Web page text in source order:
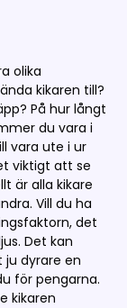
olika
kikaren till?
På hur långt
du vara i
vara ute i ur
viktigt att se
är alla kikare
Vill du ha
det
Det kan
dyrare en
för pengarna.
kikaren